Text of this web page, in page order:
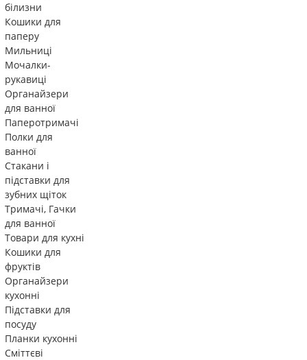
білизни
Кошики для
паперу
Мильниці
Мочалки-
рукавиці
Органайзери
для ванної
Паперотримачі
Полки для
ванної
Стакани і
підставки для
зубних щіток
Тримачі, Гачки
для ванної
Товари для кухні
Кошики для
фруктів
Органайзери
кухонні
Підставки для
посуду
Планки кухонні
Сміттєві